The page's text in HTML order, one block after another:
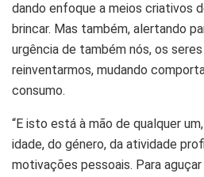
dando enfoque a meios criativos
brincar. Mas também, alertando
urgência de também nós, os seres
reinventarmos, mudando
consumo.
“E isto está à mão de qualquer
idade, do género, da atividade
motivações pessoais. Para